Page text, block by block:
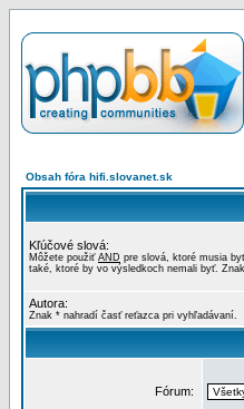
Obsah fóra hifi.slovanet.sk
Kľúčové slová:
Môžete použiť AND pre slová, ktoré musia
také, ktoré by vo výsledkoch nemali byť.
Autora:
Znak * nahradí časť reťazca pri vyhľadávaní.
Fórum: